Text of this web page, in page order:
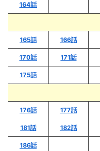
164話
165話 166話
170話 171話
175話
176話 177話
181話 182話
186話